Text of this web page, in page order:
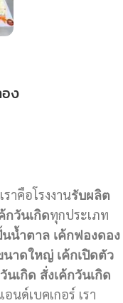
ง
าคือโรงงานรับผลิต
กวันเกิดทุกประเภท
นน้ำตาล เค้กฟองดอง
นาดใหญ่ เค้กเปิดตัว
นเกิด สั่งเค้กวันเกิด
นด์เบคเกอร์ เรา